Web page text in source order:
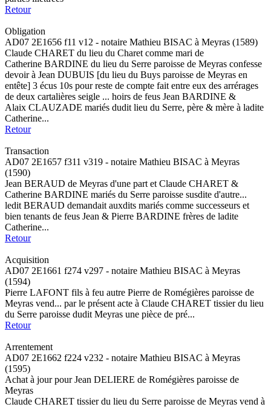
Retour
Obligation
AD07 2E1656 f11 v12 - notaire Mathieu BISAC à Meyras (1589)
Claude CHARET du lieu du Charet comme mari de
Catherine BARDINE du lieu du Serre paroisse de Meyras confesse
devoir à Jean DUBUIS [du lieu du Buys paroisse de Meyras en
entête] 3 écus 10s pour reste de compte fait entre eux des arrérages
de deux cartalières seigle ... hoirs de feus Jean BARDINE &
Alaix CLAUZADE mariés dudit lieu du Serre, père & mère à ladite
Catherine...
Retour
Transaction
AD07 2E1657 f311 v319 - notaire Mathieu BISAC à Meyras
(1590)
Jean BERAUD de Meyras d'une part et Claude CHARET &
Catherine BARDINE mariés du Serre paroisse susdite d'autre...
ledit BERAUD demandait auxdits mariés comme successeurs et
bien tenants de feus Jean & Pierre BARDINE frères de ladite
Catherine...
Retour
Acquisition
AD07 2E1661 f274 v297 - notaire Mathieu BISAC à Meyras
(1594)
Pierre LAFONT fils à feu autre Pierre de Romégières paroisse de
Meyras vend... par le présent acte à Claude CHARET tissier du lieu
du Serre paroisse dudit Meyras une pièce de pré...
Retour
Arrentement
AD07 2E1662 f224 v232 - notaire Mathieu BISAC à Meyras
(1595)
Achat à jour pour Jean DELIERE de Romégières paroisse de
Meyras
Claude CHARET tissier du lieu du Serre paroisse de Meyras vend à